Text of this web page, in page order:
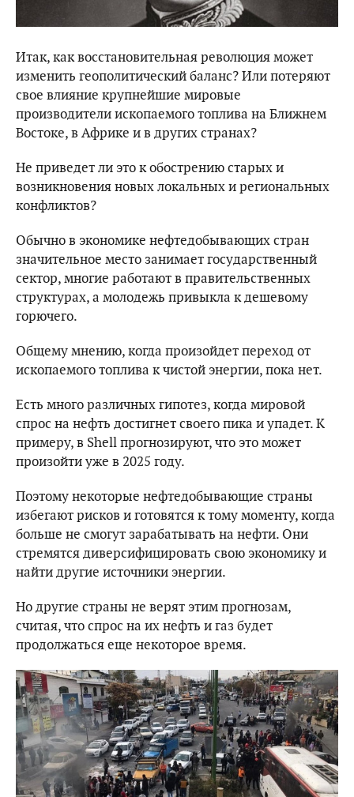
Итак, как восстановительная революция может
изменить геополитический баланс? Или потеряют
свое влияние крупнейшие мировые
производители ископаемого топлива на Ближнем
Востоке, в Африке и в других странах?
Не приведет ли это к обострению старых и
возникновения новых локальных и региональных
конфликтов?
Обычно в экономике нефтедобывающих стран
значительное место занимает государственный
сектор, многие работают в правительственных
структурах, а молодежь привыкла к дешевому
горючего.
Общему мнению, когда произойдет переход от
ископаемого топлива к чистой энергии, пока нет.
Есть много различных гипотез, когда мировой
спрос на нефть достигнет своего пика и упадет. К
примеру, в Shell прогнозируют, что это может
произойти уже в 2025 году.
Поэтому некоторые нефтедобывающие страны
избегают рисков и готовятся к тому моменту, когда
больше не смогут зарабатывать на нефти. Они
стремятся диверсифицировать свою экономику и
найти другие источники энергии.
Но другие страны не верят этим прогнозам,
считая, что спрос на их нефть и газ будет
продолжаться еще некоторое время.